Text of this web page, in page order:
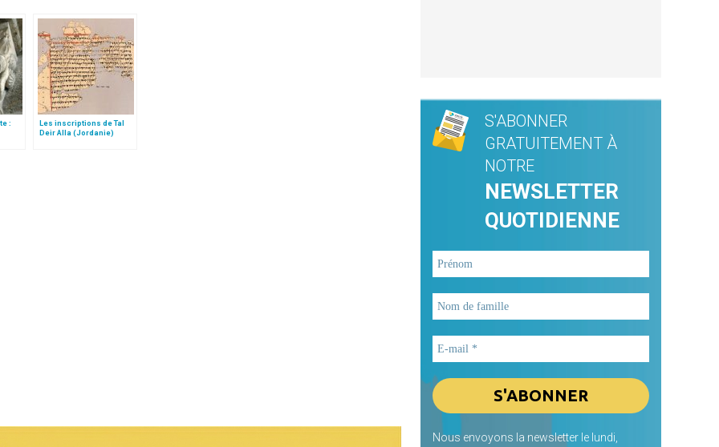
:
Les inscriptions de Tal
Deir Alla (Jordanie)
S'ABONNER
GRATUITEMENT À
NOTRE
NEWSLETTER
QUOTIDIENNE
Nous envoyons la newsletter le lundi,